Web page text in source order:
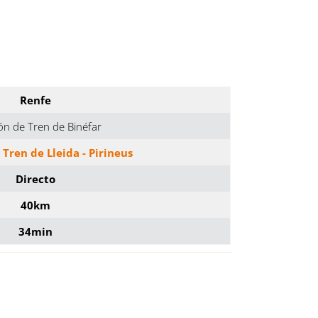
Renfe
de Tren de Binéfar
de Lleida - Pirineus
Directo
40km
34min